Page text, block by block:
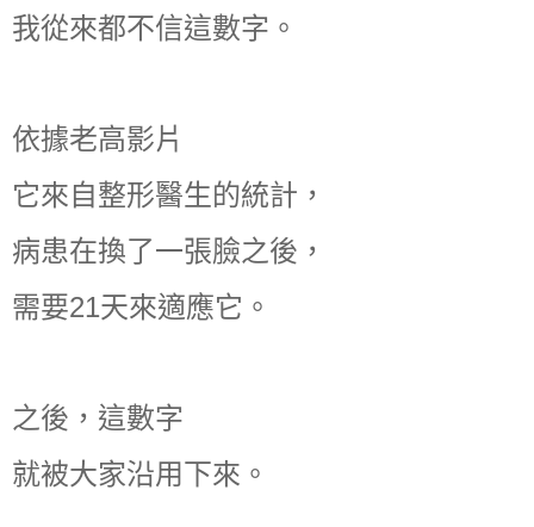
我從來都不信這數字。
依據老高影片
它來自整形醫生的統計，
病患在換了一張臉之後，
需要21天來適應它。
之後，這數字
就被大家沿用下來。